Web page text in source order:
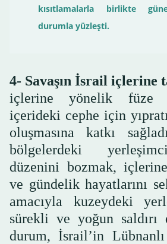
kısıtlamalarla birlikte
durumla yüzleşti.
4- Savaşın İsrail içlerine
içlerine yönelik füze
içerideki cephe için
oluşmasına katkı
bölgelerdeki
düzenini bozmak,
ve gündelik hayatlarını
amacıyla kuzeydeki
sürekli ve yoğun saldırı
durum, İsrail’in